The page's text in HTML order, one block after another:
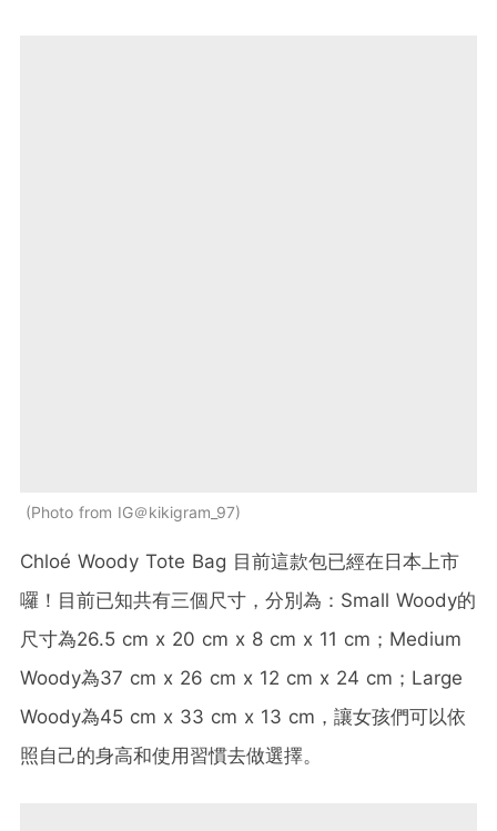
Photo from IG＠kikigram_97
Chloé Woody Tote Bag 目前這款包已經在日本上市
囉！目前已知共有三個尺寸，分別為：Small Woody的
尺寸為26.5 cm x 20 cm x 8 cm x 11 cm；Medium
Woody為37 cm x 26 cm x 12 cm x 24 cm；Large
Woody為45 cm x 33 cm x 13 cm，讓女孩們可以依
照自己的身高和使用習慣去做選擇。